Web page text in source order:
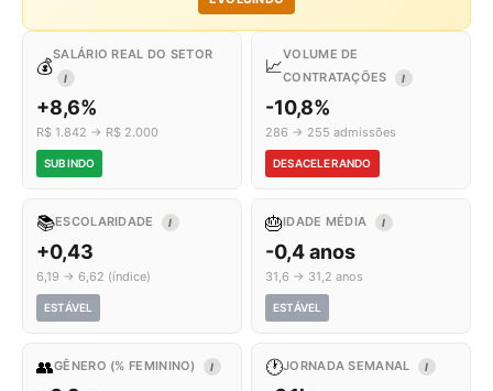
💰
SALÁRIO REAL DO SETOR
I
+8,6%
R$ 1.842 → R$ 2.000
SUBINDO
📈
VOLUME DE
CONTRATAÇÕES
I
-10,8%
286 → 255 admissões
DESACELERANDO
📚ESCOLARIDADE I
+0,43
6,19 → 6,62 (índice)
ESTÁVEL
🎂IDADE MÉDIA I
-0,4 anos
31,6 → 31,2 anos
ESTÁVEL
👥GÊNERO (% FEMININO) I 🕐JORNADA SEMANAL I